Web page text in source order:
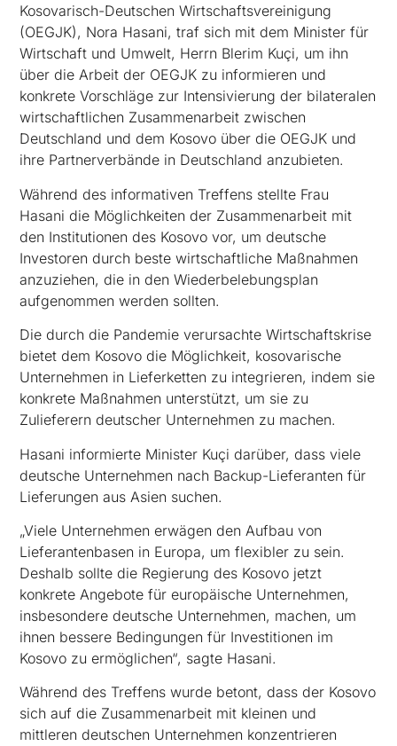
Kosovarisch-Deutschen Wirtschaftsvereinigung
(OEGJK), Nora Hasani, traf sich mit dem Minister für
Wirtschaft und Umwelt, Herrn Blerim Kuçi, um ihn
über die Arbeit der OEGJK zu informieren und
konkrete Vorschläge zur Intensivierung der bilateralen
wirtschaftlichen Zusammenarbeit zwischen
Deutschland und dem Kosovo über die OEGJK und
ihre Partnerverbände in Deutschland anzubieten.
Während des informativen Treffens stellte Frau
Hasani die Möglichkeiten der Zusammenarbeit mit
den Institutionen des Kosovo vor, um deutsche
Investoren durch beste wirtschaftliche Maßnahmen
anzuziehen, die in den Wiederbelebungsplan
aufgenommen werden sollten.
Die durch die Pandemie verursachte Wirtschaftskrise
bietet dem Kosovo die Möglichkeit, kosovarische
Unternehmen in Lieferketten zu integrieren, indem sie
konkrete Maßnahmen unterstützt, um sie zu
Zulieferern deutscher Unternehmen zu machen.
Hasani informierte Minister Kuçi darüber, dass viele
deutsche Unternehmen nach Backup-Lieferanten für
Lieferungen aus Asien suchen.
„Viele Unternehmen erwägen den Aufbau von
Lieferantenbasen in Europa, um flexibler zu sein.
Deshalb sollte die Regierung des Kosovo jetzt
konkrete Angebote für europäische Unternehmen,
insbesondere deutsche Unternehmen, machen, um
ihnen bessere Bedingungen für Investitionen im
Kosovo zu ermöglichen“, sagte Hasani.
Während des Treffens wurde betont, dass der Kosovo
sich auf die Zusammenarbeit mit kleinen und
mittleren deutschen Unternehmen konzentrieren